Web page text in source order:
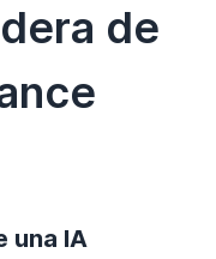
de
una IA